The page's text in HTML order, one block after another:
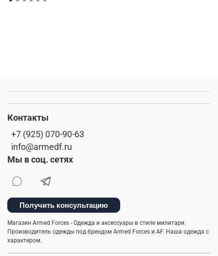
Контакты
+7 (925) 070-90-63
info@armedf.ru
Мы в соц. сетях
Получить консультацию
Магазин Armed Forces - Одежда и аксессуары в стиле милитари.
Производитель одежды под брендом Armed Forces и AF. Наша одежда с
характером.